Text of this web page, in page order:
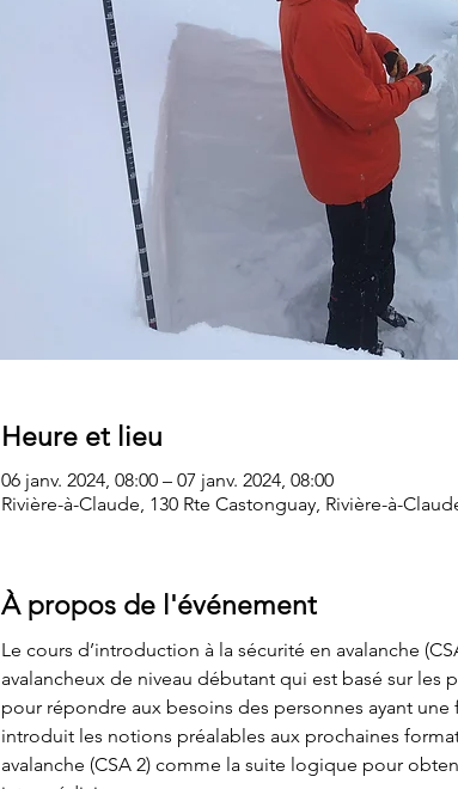
Heure et lieu
06 janv. 2024, 08:00 – 07 janv. 2024, 08:00
Rivière-à-Claude, 130 Rte Castonguay, Rivière-à-
À propos de l'événement
Le cours d’introduction à la sécurité en avalanche
avalancheux de niveau débutant qui est basé sur les
pour répondre aux besoins des personnes ayant
introduit les notions préalables aux prochaines
avalanche (CSA 2) comme la suite logique pour